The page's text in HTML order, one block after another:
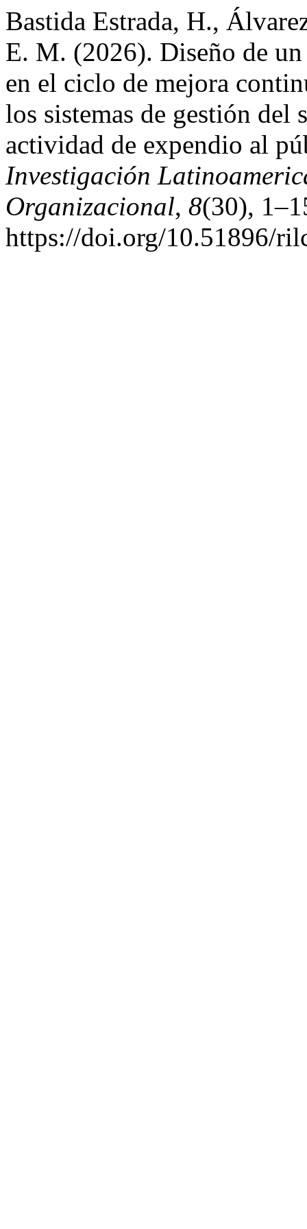
Bastida Estrada, H.,
E. M. (2026). Diseño de
en el ciclo de mejora
los sistemas de gestión del
actividad de expendio al
Investigación
Organizacional, 8(30),
https://doi.org/10.51896/